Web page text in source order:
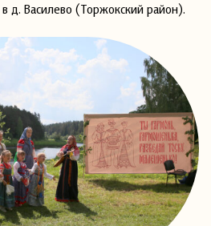
д. Василево (Торжокский район).